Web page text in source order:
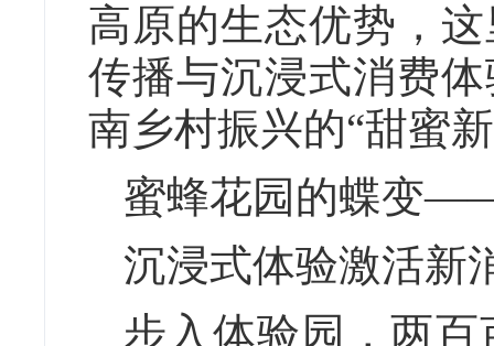
高原的生态优势，
传播与沉浸式消费
南乡村振兴的“甜蜜
蜜蜂花园的蝶变
沉浸式体验激活新
步入体验园，两